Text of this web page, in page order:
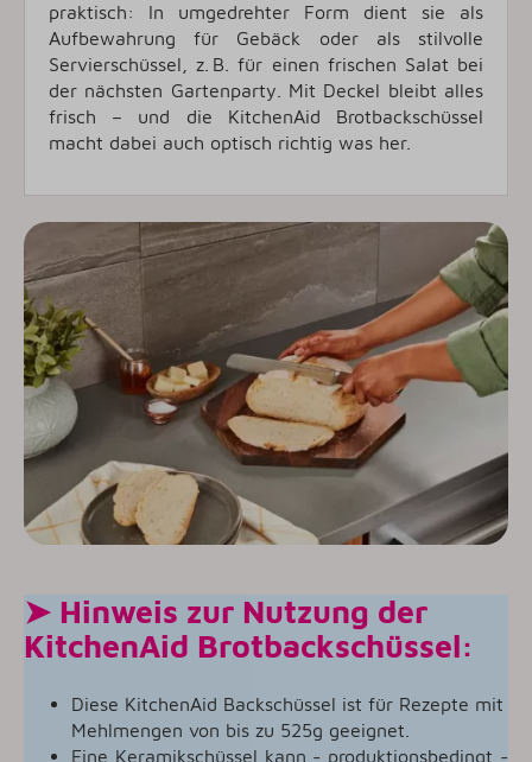
praktisch: In umgedrehter Form dient sie als
Aufbewahrung für Gebäck oder als stilvolle
Servierschüssel, z. B. für einen frischen Salat bei
der nächsten Gartenparty. Mit Deckel bleibt alles
frisch – und die KitchenAid Brotbackschüssel
macht dabei auch optisch richtig was her.
➤ Hinweis zur Nutzung der
KitchenAid Brotbackschüssel:
Diese KitchenAid Backschüssel ist für Rezepte mit
Mehlmengen von bis zu 525g geeignet.
Eine Keramikschüssel kann - produktionsbedingt -